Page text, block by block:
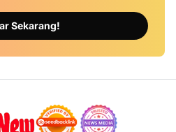
Sekarang!